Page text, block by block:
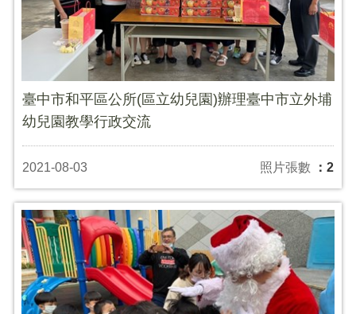
臺中市和平區公所(區立幼兒園)辦理臺中市立外埔
幼兒園教學行政交流
2021-08-03 照片張數 ：2